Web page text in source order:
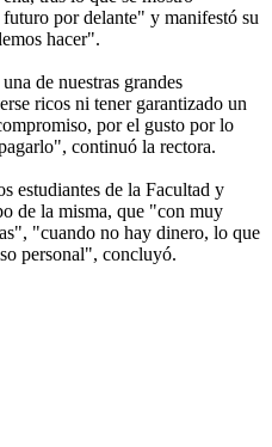
por delante" y manifestó su
hacer".
de nuestras grandes
ricos ni tener garantizado un
por el gusto por lo
continuó la rectora.
estudiantes de la Facultad y
de la misma, que "con muy
"cuando no hay dinero, lo que
personal", concluyó.